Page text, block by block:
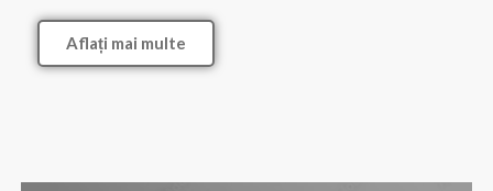
Aflați mai multe